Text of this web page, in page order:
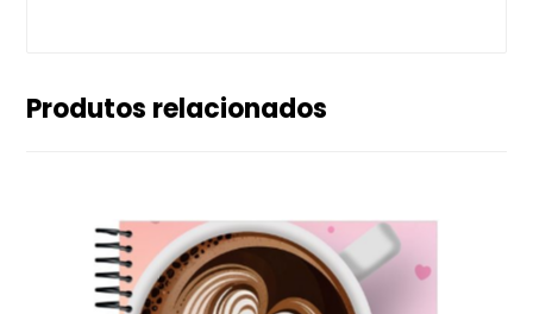
Produtos relacionados